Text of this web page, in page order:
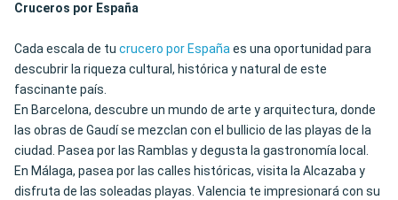
Cruceros por España
Cada escala de tu crucero por Españaes una oportunidad para
descubrir la riqueza cultural, histórica y natural de este
fascinante país.
En Barcelona, descubre un mundo de arte y arquitectura, donde
las obras de Gaudí se mezclan con el bullicio de las playas de la
ciudad. Pasea por las Ramblas y degusta la gastronomía local.
En Málaga, pasea por las calles históricas, visita la Alcazaba y
disfruta de las soleadas playas. Valencia te impresionará con su